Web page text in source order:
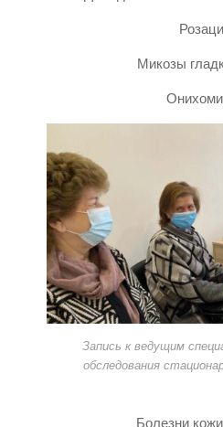
Микозы
Запись к ведущим
обследования
Болезни